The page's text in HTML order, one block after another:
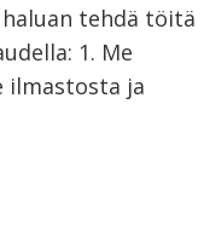
tehdä töitä
1. Me
ilmastosta ja